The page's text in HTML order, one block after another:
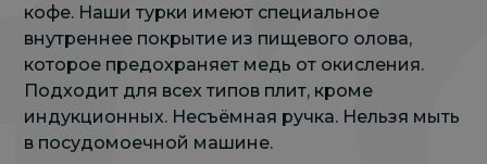
кофе. Наши турки имеют специальное
внутреннее покрытие из пищевого олова,
которое предохраняет медь от окисления.
Подходит для всех типов плит, кроме
индукционных. Несъёмная ручка. Нельзя мыть
в посудомоечной машине.